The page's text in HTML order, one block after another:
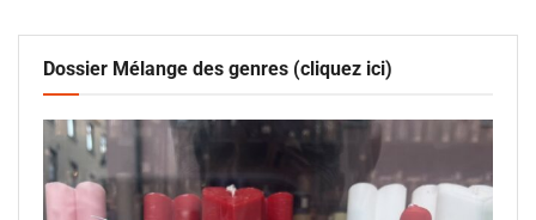
Dossier Mélange des genres (cliquez ici)